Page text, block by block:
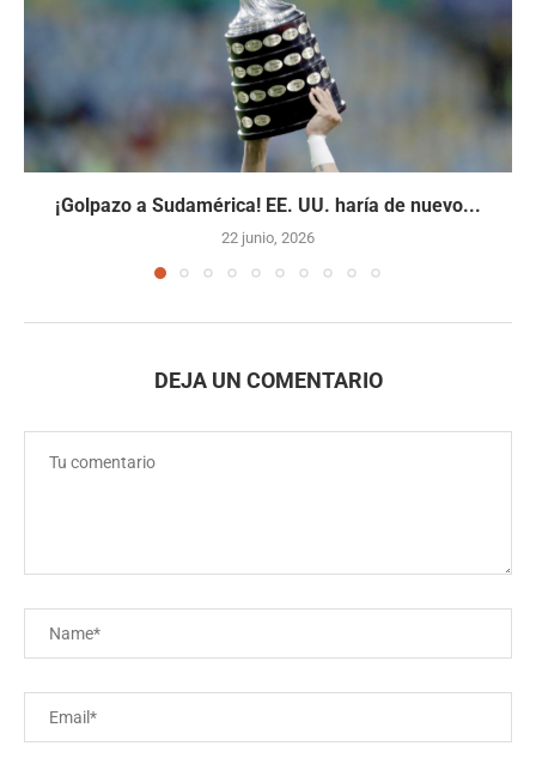
¡Golpazo a Sudamérica! EE. UU. haría de nuevo...
22 junio, 2026
DEJA UN COMENTARIO